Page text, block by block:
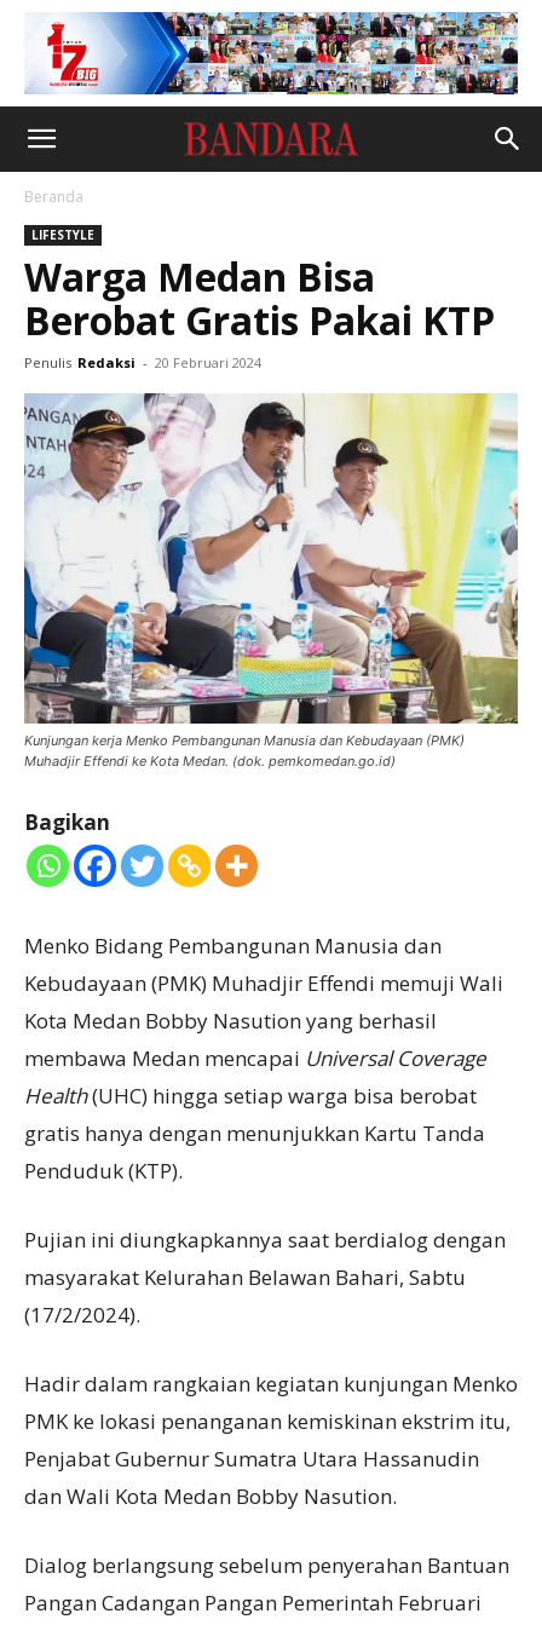
Beranda
LIFESTYLE
Warga Medan Bisa
Berobat Gratis Pakai KTP
Penulis Redaksi - 20 Februari 2024
Kunjungan kerja Menko Pembangunan Manusia dan Kebudayaan (PMK)
Muhadjir Effendi ke Kota Medan. (dok. pemkomedan.go.id)
Bagikan
Menko Bidang Pembangunan Manusia dan
Kebudayaan (PMK) Muhadjir Effendi memuji Wali
Kota Medan Bobby Nasution yang berhasil
membawa Medan mencapai Universal Coverage
Health(UHC) hingga setiap warga bisa berobat
gratis hanya dengan menunjukkan Kartu Tanda
Penduduk (KTP).
Pujian ini diungkapkannya saat berdialog dengan
masyarakat Kelurahan Belawan Bahari, Sabtu
(17/2/2024).
Hadir dalam rangkaian kegiatan kunjungan Menko
PMK ke lokasi penanganan kemiskinan ekstrim itu,
Penjabat Gubernur Sumatra Utara Hassanudin
dan Wali Kota Medan Bobby Nasution.
Dialog berlangsung sebelum penyerahan Bantuan
Pangan Cadangan Pangan Pemerintah Februari